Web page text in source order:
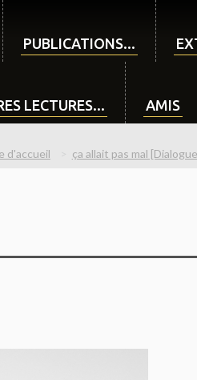
PUBLICATIONS...
LECTURES... AMIS
d'accueil ça allait pas mal